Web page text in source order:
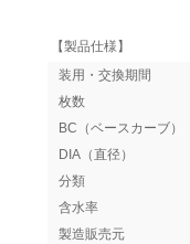
【製品仕様】
装用・交換期間
枚数
BC（ベースカーブ）
DIA（直径）
分類
含水率
製造販売元